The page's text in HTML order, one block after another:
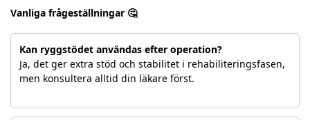
Vanliga frågeställningar 🤔
Kan ryggstödet användas efter operation?
Ja, det ger extra stöd och stabilitet i rehabiliteringsfasen,
men konsultera alltid din läkare först.